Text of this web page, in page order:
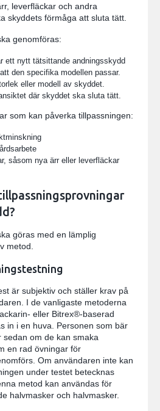
leverfläckar och andra
skyddets förmåga att sluta tätt.
genomföras:
ett nytt tätsittande andningsskydd
den specifika modellen passar.
eller modell av skyddet.
där skyddet ska sluta tätt.
som kan påverka tillpassningen:
såsom nya ärr eller leverfläckar
göras med en lämplig
metod.
är subjektiv och ställer krav på
I de vanligaste metoderna
eller Bitrex®-baserad
in i en huva. Personen som bär
om de kan smaka
en rad övningar för
Om användaren inte kan
under testet betecknas
metod kan användas för
halvmasker och halvmasker.